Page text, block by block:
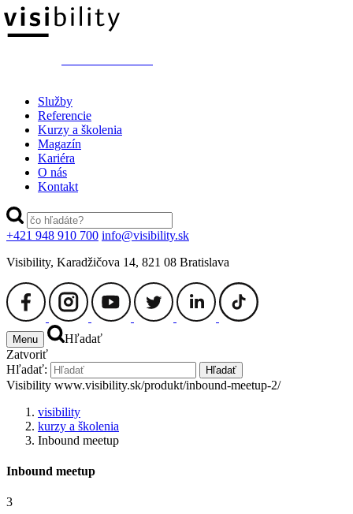
Služby
Referencie
Kurzy a školenia
Magazín
Kariéra
O nás
Kontakt
+421 948 910 700 info@visibility.sk
Visibility, Karadžičova 14, 821 08 Bratislava
Menu
Hľadať
Zatvoriť
Hľadať:
Hľadať
Visibility www.visibility.sk/produkt/inbound-meetup-2/
visibility
kurzy a školenia
Inbound meetup
Inbound meetup
3